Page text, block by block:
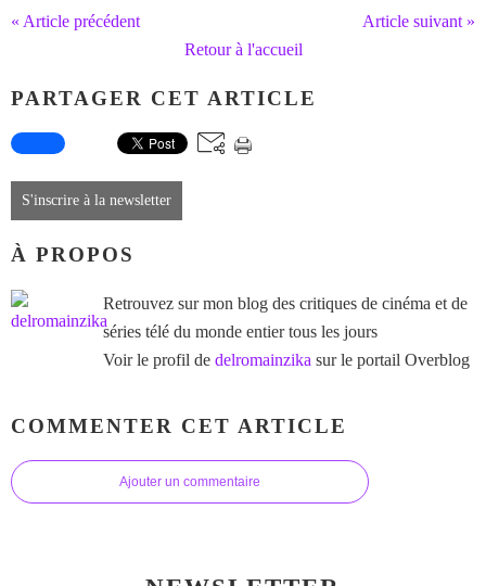
« Article précédent
Article suivant »
Retour à l'accueil
PARTAGER CET ARTICLE
S'inscrire à la newsletter
À PROPOS
Retrouvez sur mon blog des critiques de cinéma et de
séries télé du monde entier tous les jours
Voir le profil de delromainzika sur le portail Overblog
COMMENTER CET ARTICLE
Ajouter un commentaire